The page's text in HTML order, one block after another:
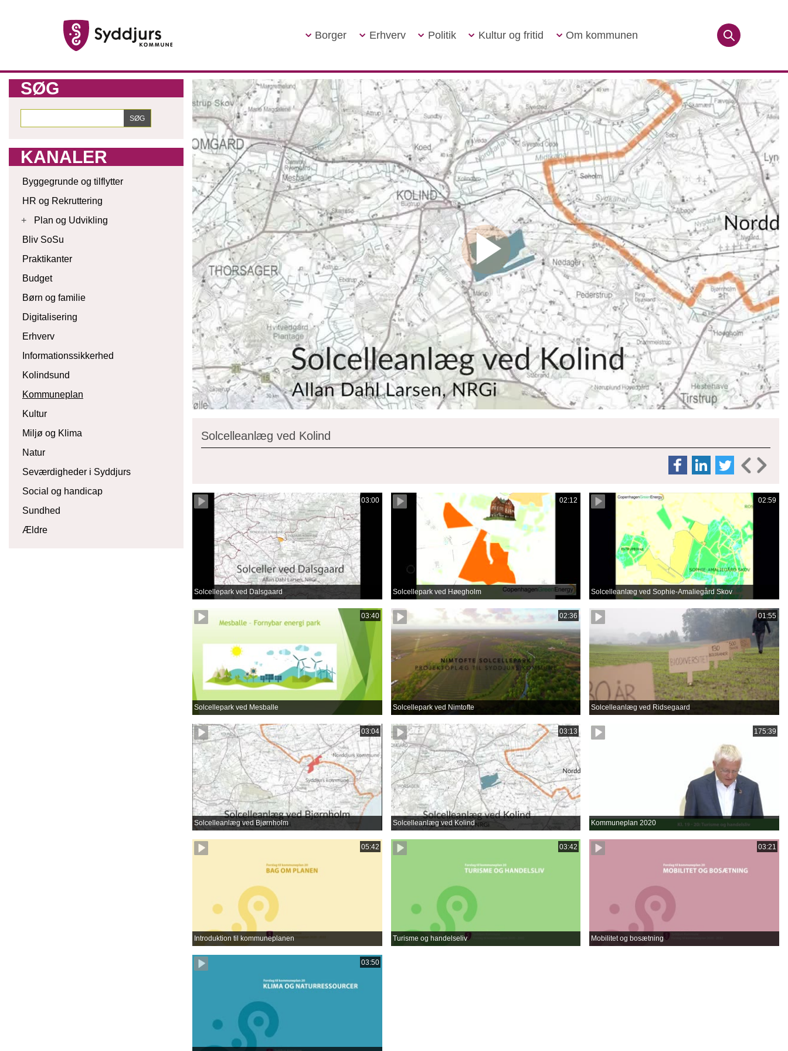
Borger Erhverv Politik Kultur og fritid Om kommunen
SØG
KANALER
Byggegrunde og tilflytter
HR og Rekruttering
+
Plan og Udvikling
Bliv SoSu
Praktikanter
Budget
Børn og familie
Digitalisering
Erhverv
Informationssikkerhed
Kolindsund
Kommuneplan
Kultur
Miljø og Klima
Natur
Seværdigheder i Syddjurs
Social og handicap
Sundhed
Ældre
Solcelleanlæg ved Kolind
03:00
Solcellepark ved Dalsgaard
02:12
Solcellepark ved Høegholm
02:59
Solcelleanlæg ved Sophie-Amaliegård Skov
03:40
Solcellepark ved Mesballe
02:36
Solcellepark ved Nimtofte
01:55
Solcelleanlæg ved Ridsegaard
03:04
Solcelleanlæg ved Bjørnholm
03:13
Solcelleanlæg ved Kolind
175:39
Kommuneplan 2020
05:42
Introduktion til kommuneplanen
03:42
Turisme og handelseliv
03:21
Mobilitet og bosætning
03:50